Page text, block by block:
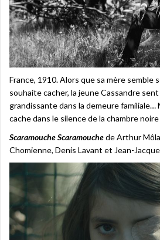
France, 1910. Alors que sa mère semble
souhaite cacher, la jeune Cassandre
grandissante dans la demeure familiale…
cache dans le silence de la chambre noire
Scaramouche Scaramouchede Arthur
Chomienne, Denis Lavant et Jean-